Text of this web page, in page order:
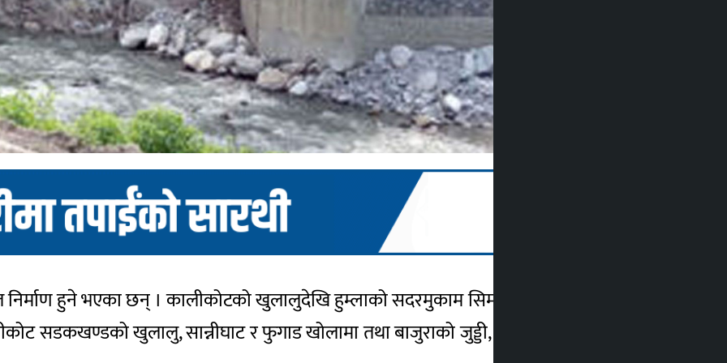
हुने भएका छन् । कालीकोटको खुलालुदेखि हुम्लाको सदरमुकाम सिमकोटसम्म ती पुल निर्माण हुने
सडकखण्डको खुलालु, सान्नीघाट र फुगाड खोलामा तथा बाजुराको जुड्डी, बूढीगाड, गल्फगाड र कवाडी